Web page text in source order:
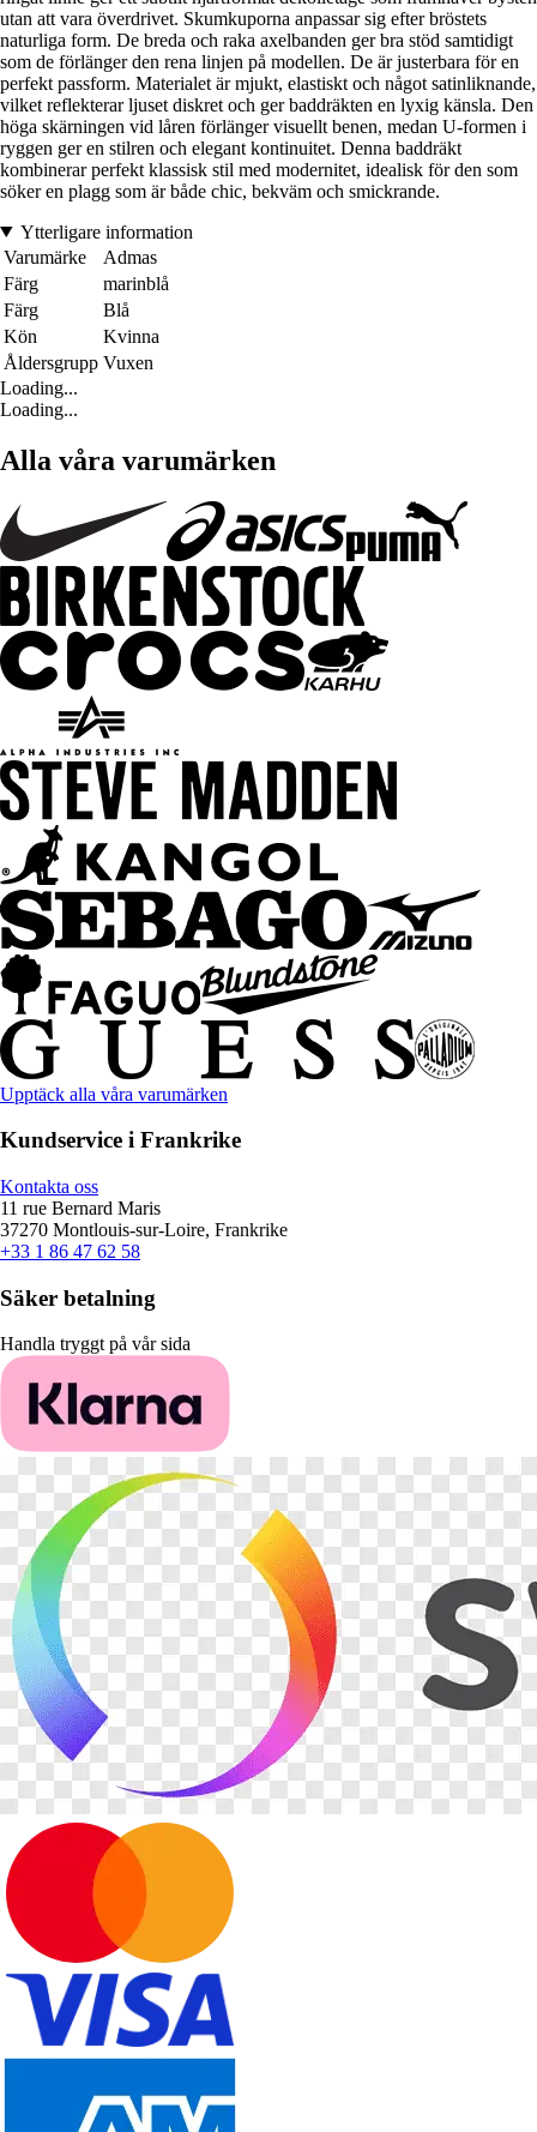
utan att vara överdrivet. Skumkuporna anpassar sig efter bröstets
naturliga form. De breda och raka axelbanden ger bra stöd samtidigt
som de förlänger den rena linjen på modellen. De är justerbara för en
perfekt passform. Materialet är mjukt, elastiskt och något satinliknande,
vilket reflekterar ljuset diskret och ger baddräkten en lyxig känsla. Den
höga skärningen vid låren förlänger visuellt benen, medan U-formen i
ryggen ger en stilren och elegant kontinuitet. Denna baddräkt
kombinerar perfekt klassisk stil med modernitet, idealisk för den som
söker en plagg som är både chic, bekväm och smickrande.
Ytterligare information
Varumärke
Admas
Färg
marinblå
Färg
Blå
Kön
Kvinna
Åldersgrupp Vuxen
Loading...
Loading...
Alla våra varumärken
Upptäck alla våra varumärken
Kundservice i Frankrike
Kontakta oss
11 rue Bernard Maris
37270 Montlouis-sur-Loire, Frankrike
+33 1 86 47 62 58
Säker betalning
Handla tryggt på vår sida